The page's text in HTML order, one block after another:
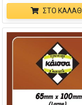
ΣΤΟ ΚΑΛΆΘΙ